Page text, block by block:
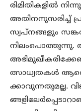
രിമിതികളിൽ
അതിനനുസരിച്ച്
സ്വപ്നങ്ങളും
നിലംപൊത്തുന്നു.
ത്സാധ്യതകൾ
ക്കാവുന്നതുമല്ല.